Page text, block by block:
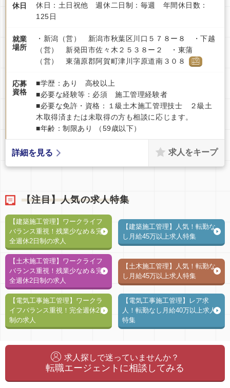
休日
休日：土日祝他 週休二日制：毎週 年間休日数：
125日
就業
場所
・新潟（営） 新潟市秋葉区川口５７８ー８ ・下越
（営） 新発田市佐々木２５３８ー２ ・東蒲
（営） 東蒲原郡阿賀町津川字原道南３０８
応募
資格
■学歴：あり 高校以上
■必要な経験等：必須 施工管理経験者
■必要な免許・資格：１級土木施工管理技士 ２級土
木取得済または未取得の方も相談に応じます。
■年齢：制限あり （59歳以下）
詳細を見る 求人をキープ
【注目】人気の求人特集
【建築施工管理】ワークライフ
バランス重視！残業少なめ＆完
全週休2日制の求人
【建築施工管理】人気！転勤な
し月給45万以上求人特集
【土木施工管理】ワークライフ
バランス重視！残業少なめ＆完
全週休2日制の求人
【土木施工管理】人気！転勤な
し月給45万以上求人特集
【電気工事施工管理】ワークラ
イフバランス重視！完全週休2日
制の求人
【電気工事施工管理】レア求
人！転勤なし月給40万以上求人
特集
求人探しで迷っていませんか？
転職エージェントに相談してみる